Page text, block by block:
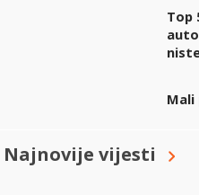
Top
Mali
Najnovije vijesti